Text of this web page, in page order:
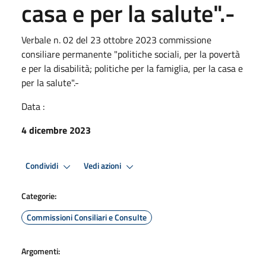
casa e per la salute".-
Verbale n. 02 del 23 ottobre 2023 commissione
consiliare permanente "politiche sociali, per la povertà
e per la disabilità; politiche per la famiglia, per la casa e
per la salute".-
Data :
4 dicembre 2023
Condividi Vedi azioni
Categorie:
Commissioni Consiliari e Consulte
Argomenti: